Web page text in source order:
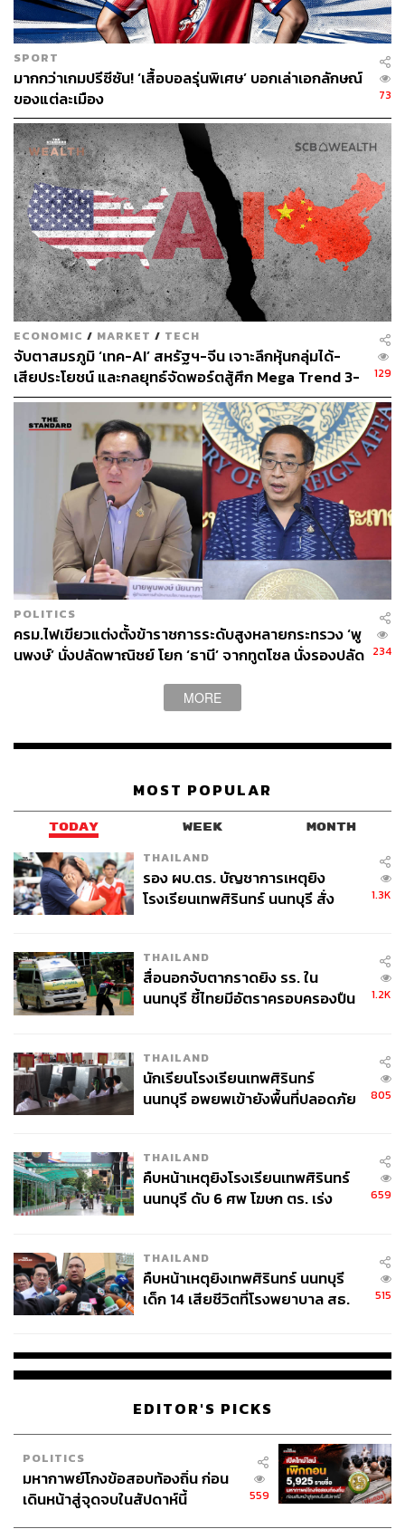
SPORT
มากกว่าเกมปรีซีซัน! ‘เสื้อบอลรุ่นพิเศษ’ บอกเล่าเอกลักษณ์
ของแต่ละเมือง
73
ECONOMIC / MARKET / TECH
จับตาสมรภูมิ ‘เทค-AI’ สหรัฐฯ-จีน เจาะลึกหุ้นกลุ่มได้-
เสียประโยชน์ และกลยุทธ์จัดพอร์ตสู้ศึก Mega Trend 3-
5 ปีข้างหน้า
129
POLITICS
ครม.ไฟเขียวแต่งตั้งข้าราชการระดับสูงหลายกระทรวง ‘พู
นพงษ์’ นั่งปลัดพาณิชย์ โยก ‘ธานี’ จากทูตโซล นั่งรองปลัด 234
MORE
MOST POPULAR
TODAY WEEK MONTH
THAILAND
รอง ผบ.ตร. บัญชาการเหตุยิง
โรงเรียนเทพศิรินทร์ นนทบุรี สั่ง
1.3K
THAILAND
สื่อนอกจับตากราดยิง รร. ใน
นนทบุรี ชี้ไทยมีอัตราครอบครองปืน
1.2K
THAILAND
นักเรียนโรงเรียนเทพศิรินทร์
นนทบุรี อพยพเข้ายังพื้นที่ปลอดภัย
805
THAILAND
คืบหน้าเหตุยิงโรงเรียนเทพศิรินทร์
นนทบุรี ดับ 6 ศพ โฆษก ตร. เร่ง
659
THAILAND
คืบหน้าเหตุยิงเทพศิรินทร์ นนทบุรี
เด็ก 14 เสียชีวิตที่โรงพยาบาล สธ.
515
EDITOR'S PICKS
POLITICS
มหากาพย์โกงข้อสอบท้องถิ่น ก่อน
เดินหน้าสู่จุดจบในสัปดาห์นี้
559